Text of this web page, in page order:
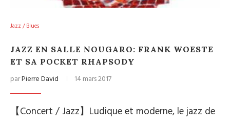
Jazz / Blues
JAZZ EN SALLE NOUGARO: FRANK WOESTE
ET SA POCKET RHAPSODY
parPierre David 14 mars 2017
【Concert / Jazz】Ludique et moderne, le jazz de